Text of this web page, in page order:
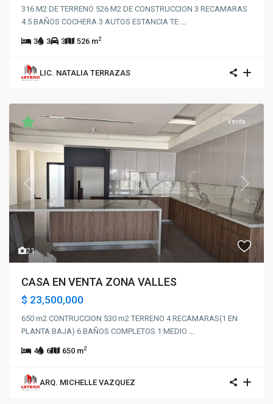
316 M2 DE TERRENO 526 M2 DE CONSTRUCCION 3 RECAMARAS
4.5 BAÑOS COCHERA 3 AUTOS ESTANCIA TE
3 3 3 526 m2
LIC. NATALIA TERRAZAS
21
Previous Next
Venta
CASA EN VENTA ZONA VALLES
$ 23,500,000
650 m2 CONTRUCCION 530 m2 TERRENO 4 RECAMARAS(1 EN
PLANTA BAJA) 6 BAÑOS COMPLETOS 1 MEDIO ...
4 6 650 m2
ARQ. MICHELLE VAZQUEZ